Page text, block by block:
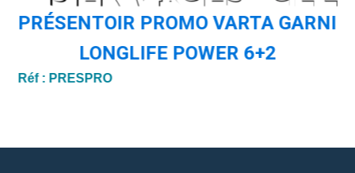
PRÉSENTOIR PROMO VARTA GARNI
LONGLIFE POWER 6+2
Réf : PRESPRO